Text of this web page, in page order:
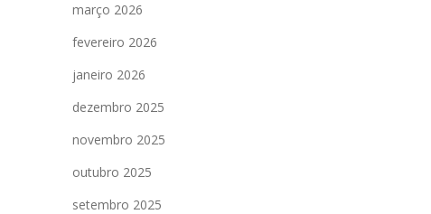
março 2026
fevereiro 2026
janeiro 2026
dezembro 2025
novembro 2025
outubro 2025
setembro 2025